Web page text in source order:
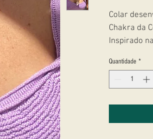
Colar
Chakra da
Inspirado
Feito com
Quantidade *